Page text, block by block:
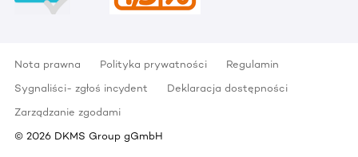
Nota prawna Polityka prywatności
Regulamin
Sygnaliści- zgłoś incydent
Deklaracja dostępności
Zarządzanie zgodami
© 2026 DKMS Group gGmbH